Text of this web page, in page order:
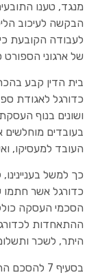
מנגד, טענו
הבקשה לעיכוב
לעבודה הקובעת כי
של ארגוני הספורט
כדורגל לאגודת
ושונים בנוף
בעובדים
העובד למעסיקו,
כך למשל
כדורגל אשר חתמו
הסכמי העסקה
ההתאחדות
היתר, לשכר
בסעיף 7